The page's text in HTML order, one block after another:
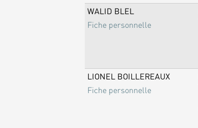
WALID BLEL
Fiche personnelle
LIONEL BOILLEREAUX
Fiche personnelle